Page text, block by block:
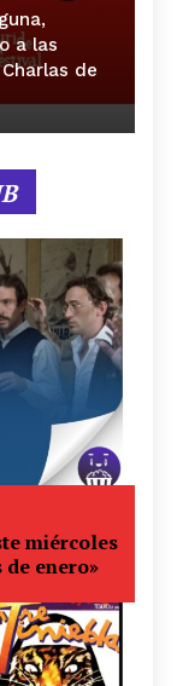
a las
de
miércoles
enero»